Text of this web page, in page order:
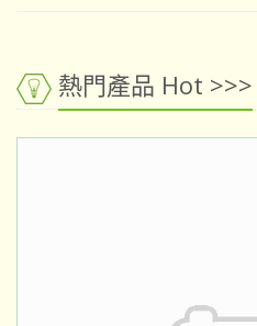
熱門產品 Hot >>>